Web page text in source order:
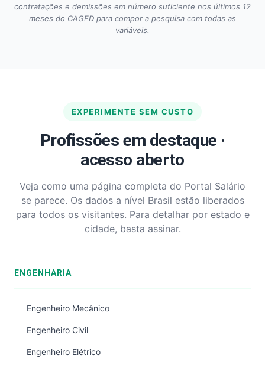
contratações e demissões em número suficiente nos últimos 12
meses do CAGED para compor a pesquisa com todas as
variáveis.
EXPERIMENTE SEM CUSTO
Profissões em destaque ·
acesso aberto
Veja como uma página completa do Portal Salário
se parece. Os dados a nível Brasil estão liberados
para todos os visitantes. Para detalhar por estado e
cidade, basta assinar.
ENGENHARIA
Engenheiro Mecânico
Engenheiro Civil
Engenheiro Elétrico